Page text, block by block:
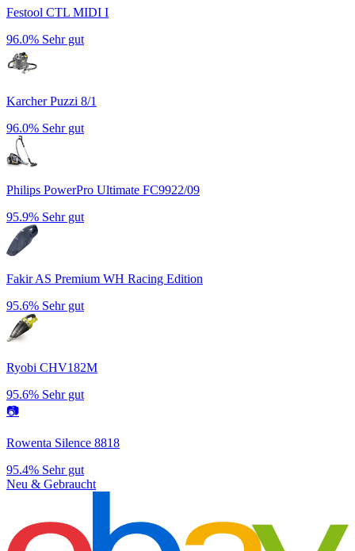
Festool CTL MIDI I
96.0% Sehr gut
Karcher Puzzi 8/1
96.0% Sehr gut
Philips PowerPro Ultimate FC9922/09
95.9% Sehr gut
Fakir AS Premium WH Racing Edition
95.6% Sehr gut
Ryobi CHV182M
95.6% Sehr gut
📷
Rowenta Silence 8818
95.4% Sehr gut
Neu & Gebraucht